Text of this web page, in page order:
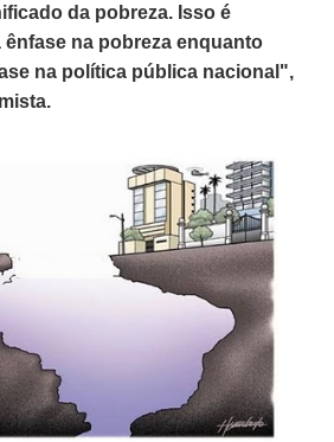
da pobreza. Isso é
ênfase na pobreza enquanto
na política pública nacional",